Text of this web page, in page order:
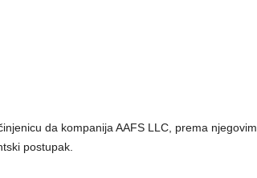
da kompanija AAFS LLC, prema njegovim
postupak.